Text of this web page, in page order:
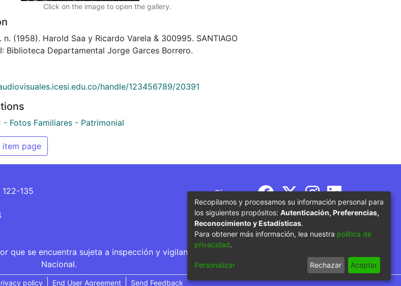
Click on the image to open the gallery.
n. (1958). Harold Saa y Ricardo Varela & 300995. SANTIAGO
Biblioteca Departamental Jorge Garces Borrero.
handle/123456789/20391
- Fotos Familiares - Patrimonial
item page
135
Síguenos
que se encuentra sujeta a inspección y vigilancia por parte del Ministerio de Educación
Nacional.
policy End User Agreement Send Feedback
Recopilamos y procesamos su información personal para
los siguientes propósitos: Autenticación, Preferencias,
Reconocimiento y Estadísticas.
Para obtener más información, lea nuestra política de
privacidad.
Personalizar Rechazar Aceptar